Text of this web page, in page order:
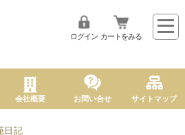
ログイン カートをみる
会社概要 お問い合せ サイトマップ
日記